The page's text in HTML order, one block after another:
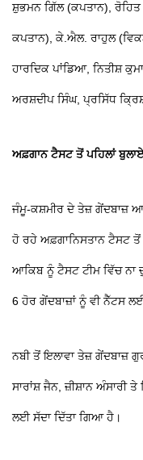
ਸ਼ੁਭਮਨ ਗਿੱਲ (ਕਪਤਾਨ),
ਕਪਤਾਨ), ਕੇ.ਐਲ. ਰਾਹੁਲ
ਹਾਰਦਿਕ ਪਾਂਡਿਆ, ਨਿਤੀਸ਼
ਅਰਸ਼ਦੀਪ ਸਿੰਘ, ਪ੍ਰਸਿੱਧ
ਅਫ਼ਗਾਨ ਟੈਸਟ ਤੋਂ ਪਹਿਲਾਂ
ਜੰਮੂ-ਕਸ਼ਮੀਰ ਦੇ ਤੇਜ਼ ਗੇਂਦਬਾਜ਼
ਹੋ ਰਹੇ ਅਫ਼ਗਾਨਿਸਤਾਨ ਟੈਸਟ
ਆਕਿਬ ਨੂੰ ਟੈਸਟ ਟੀਮ ਵਿੱਚ ਨਾ
6 ਹੋਰ ਗੇਂਦਬਾਜ਼ਾਂ ਨੂੰ ਵੀ ਨੈੱਟਸ
ਨਬੀ ਤੋਂ ਇਲਾਵਾ ਤੇਜ਼ ਗੇਂਦਬਾਜ਼
ਸਾਰਾਂਸ਼ ਜੈਨ, ਜ਼ੀਸ਼ਾਨ ਅੰਸਾਰੀ
ਲਈ ਸੱਦਾ ਦਿੱਤਾ ਗਿਆ ਹੈ।